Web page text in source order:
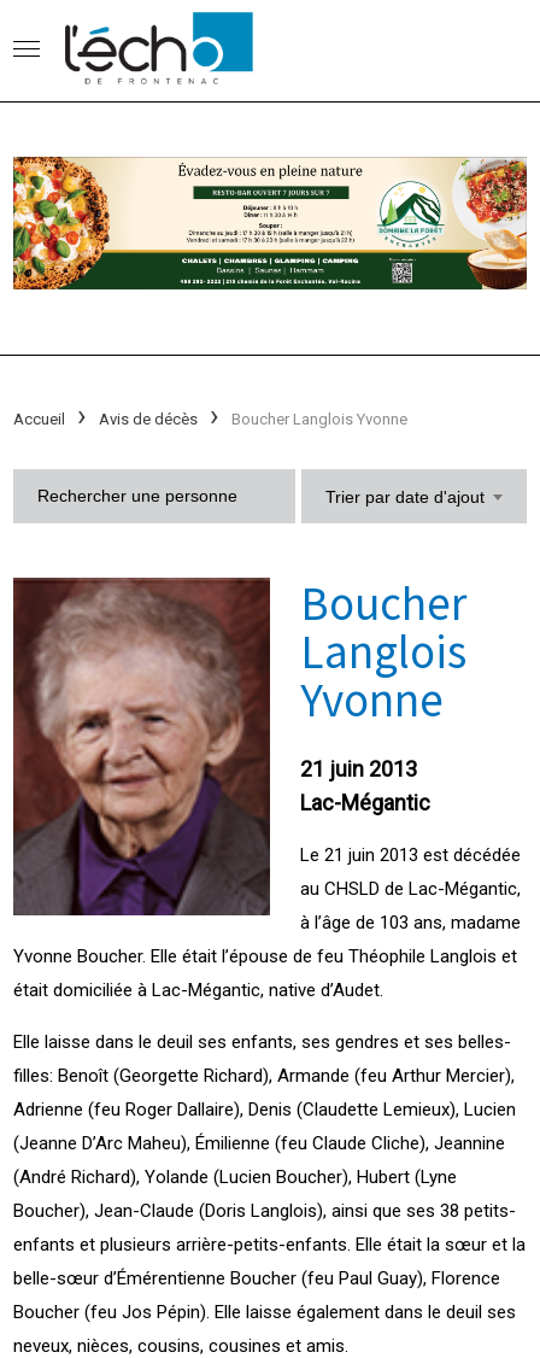
Accueil Avis de décès Boucher Langlois Yvonne
Trier par date d'ajout
Boucher
Langlois
Yvonne
21 juin 2013
Lac-Mégantic
Le 21 juin 2013 est décédée
au CHSLD de Lac-Mégantic,
à l’âge de 103 ans, madame
Yvonne Boucher. Elle était l’épouse de feu Théophile Langlois et
était domiciliée à Lac-Mégantic, native d’Audet.
Elle laisse dans le deuil ses enfants, ses gendres et ses belles-
filles: Benoît (Georgette Richard), Armande (feu Arthur Mercier),
Adrienne (feu Roger Dallaire), Denis (Claudette Lemieux), Lucien
(Jeanne D’Arc Maheu), Émilienne (feu Claude Cliche), Jeannine
(André Richard), Yolande (Lucien Boucher), Hubert (Lyne
Boucher), Jean-Claude (Doris Langlois), ainsi que ses 38 petits-
enfants et plusieurs arrière-petits-enfants. Elle était la sœur et la
belle-sœur d’Émérentienne Boucher (feu Paul Guay), Florence
Boucher (feu Jos Pépin). Elle laisse également dans le deuil ses
neveux, nièces, cousins, cousines et amis.